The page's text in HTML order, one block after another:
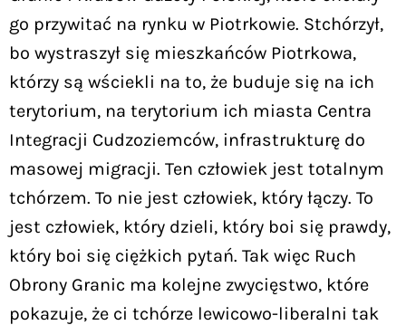
go przywitać na rynku w Piotrkowie. Stchórzył,
bo wystraszył się mieszkańców Piotrkowa,
którzy są wściekli na to, że buduje się na ich
terytorium, na terytorium ich miasta Centra
Integracji Cudzoziemców, infrastrukturę do
masowej migracji. Ten człowiek jest totalnym
tchórzem. To nie jest człowiek, który łączy. To
jest człowiek, który dzieli, który boi się prawdy,
który boi się ciężkich pytań. Tak więc Ruch
Obrony Granic ma kolejne zwycięstwo, które
pokazuje, że ci tchórze lewicowo-liberalni tak